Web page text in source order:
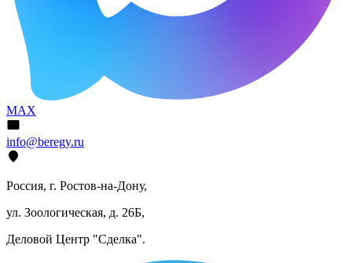
MAX
info@beregy.ru
Россия, г. Ростов-на-Дону,
ул. Зоологическая, д. 26Б,
Деловой Центр "Сделка".